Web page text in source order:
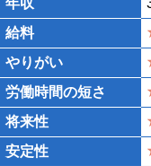
年収
給料
やりがい
労働時間の短さ
将来性
安定性